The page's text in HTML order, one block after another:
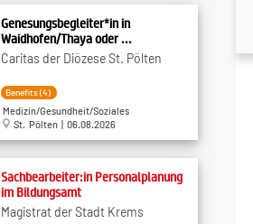
Genesungsbegleiter*in in
Waidhofen/Thaya oder ...
Caritas der Diözese St. Pölten
Benefits (4)
Medizin/Gesundheit/Soziales
St. Pölten | 06.08.2026
Sachbearbeiter:in Personalplanung
im Bildungsamt
Magistrat der Stadt Krems